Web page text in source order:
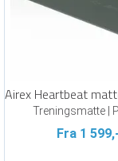
Treningsmatte |
Fra 1 599,-